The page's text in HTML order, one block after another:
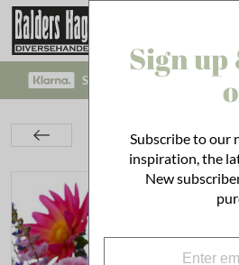
SAFE PAYMENT WITH
Maison Belle Limescale
Sign up
Subscribe to our
inspiration, the
New